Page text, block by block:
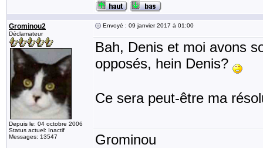
Grominou2
Déclamateur
Depuis le: 04 octobre 2006
Status actuel: Inactif
Messages: 13547
Envoyé : 09 janvier 2017 à 01:00
Bah, Denis et moi avons
opposés, hein Denis?
Ce sera peut-être ma
Grominou